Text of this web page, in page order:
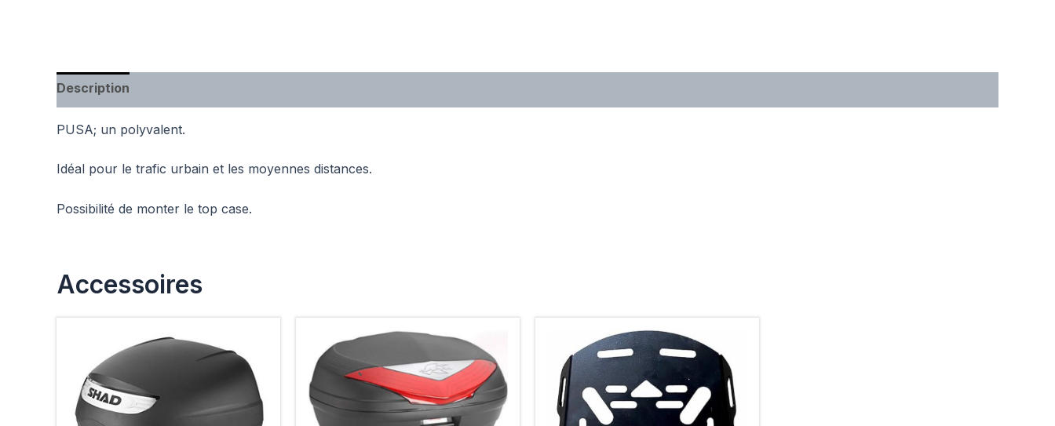
Description
PUSA; un polyvalent.
Idéal pour le trafic urbain et les moyennes distances.
Possibilité de monter le top case.
Accessoires
de
produit
variations.